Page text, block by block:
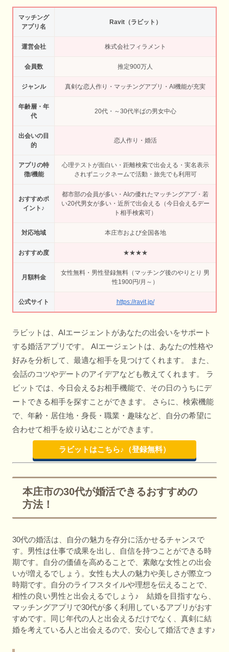
マッチング
アプリ名
Ravit（ラビット）
運営会社 株式会社フィラメント
会員数 推定900万人
ジャンル 真剣な恋人作り・マッチングアプリ・AI機能が充実
年齢層・年
代
20代・～30代半ばの男女中心
出会いの目
的
恋人作り・婚活
アプリの特
徴/機能
心理テストが面白い・距離検索で出会える・実名表示
されずニックネームで活動・旅先でも利用可
おすすめポ
イント♪
都市部の会員が多い・AIの優れたマッチングアプ・若
い20代男女が多い・近所で出会える（今日会えるデー
ト相手検索可）
対応地域 本庄市および全国各地
おすすめ度 ★★★★
月額料金
女性無料・男性登録無料（マッチング後のやりとり 男
性1900円/月～）
公式サイト https://ravit.jp/
ラビットは、AIエージェントがあなたの出会いをサポート
する婚活アプリです。 AIエージェントは、あなたの性格や
好みを分析して、最適な相手を見つけてくれます。 また、
会話のコツやデートのアイデアなども教えてくれます。 ラ
ビットでは、今日会えるお相手機能で、その日のうちにデ
ートできる相手を探すことができます。 さらに、検索機能
で、年齢・居住地・身長・職業・趣味など、自分の希望に
合わせて相手を絞り込むことができます。
ラビットはこちら♪（登録無料）
本庄市の30代が婚活できるおすすめの
方法！
30代の婚活は、自分の魅力を存分に活かせるチャンスで
す。男性は仕事で成果を出し、自信を持つことができる時
期です。自分の価値を高めることで、素敵な女性との出会
いが増えるでしょう。女性も大人の魅力や美しさが際立つ
時期です。自分のライフスタイルや理想を伝えることで、
相性の良い男性と出会えるでしょう♪ 結婚を目指すなら、
マッチングアプリで30代が多く利用しているアプリがおす
すめです。同じ年代の人と出会えるだけでなく、真剣に結
婚を考えている人と出会えるので、安心して婚活できます♪